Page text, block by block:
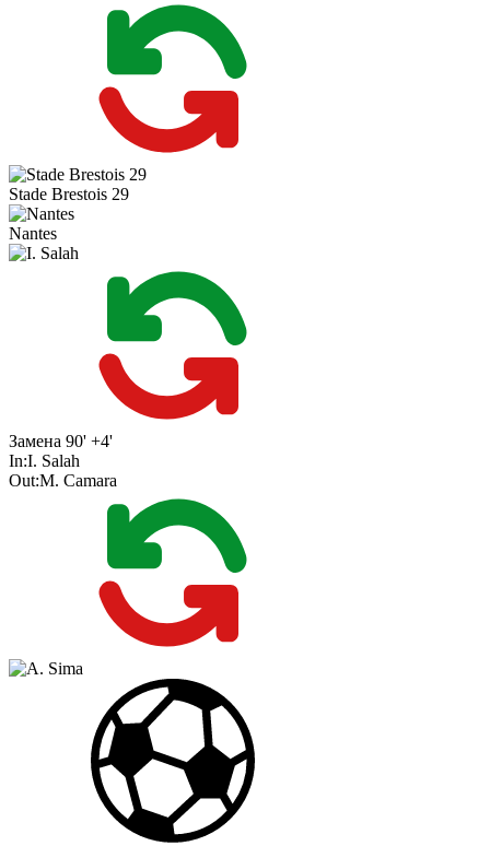
Stade Brestois 29
Nantes
Замена 90' +4'
In:I. Salah
Out:M. Camara